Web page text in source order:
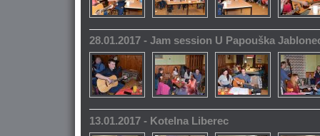
28.01.2017 - Jam session U Papouška
13.01.2017 - Kotelna Liberec